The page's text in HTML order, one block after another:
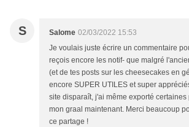
S Salome 02/03/2022 15:53
Je voulais juste écrire un commentaire
reçois encore les notif- que malgré
(et de tes posts sur les cheesecakes en
encore SUPER UTILES et super
site disparaît, j'ai même exporté certaines
mon graal maintenant. Merci beaucoup
ce partage !